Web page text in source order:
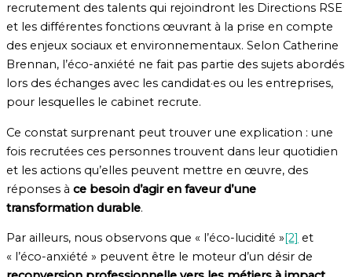
recrutement des talents qui rejoindront les Directions RSE
et les différentes fonctions œuvrant à la prise en compte
des enjeux sociaux et environnementaux. Selon Catherine
Brennan, l’éco-anxiété ne fait pas partie des sujets abordés
lors des échanges avec les candidat·es ou les entreprises,
pour lesquelles le cabinet recrute.
Ce constat surprenant peut trouver une explication : une
fois recrutées ces personnes trouvent dans leur quotidien
et les actions qu’elles peuvent mettre en œuvre, des
réponses à ce besoin d’agir en faveur d’une
transformation durable.
Par ailleurs, nous observons que « l’éco-lucidité » [2] et
« l’éco-anxiété » peuvent être le moteur d’un désir de